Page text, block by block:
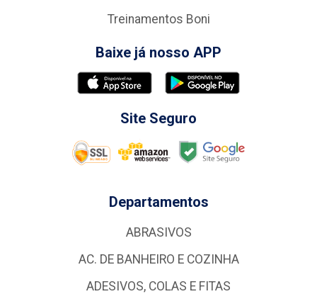
Treinamentos Boni
Baixe já nosso APP
Site Seguro
Departamentos
ABRASIVOS
AC. DE BANHEIRO E COZINHA
ADESIVOS, COLAS E FITAS